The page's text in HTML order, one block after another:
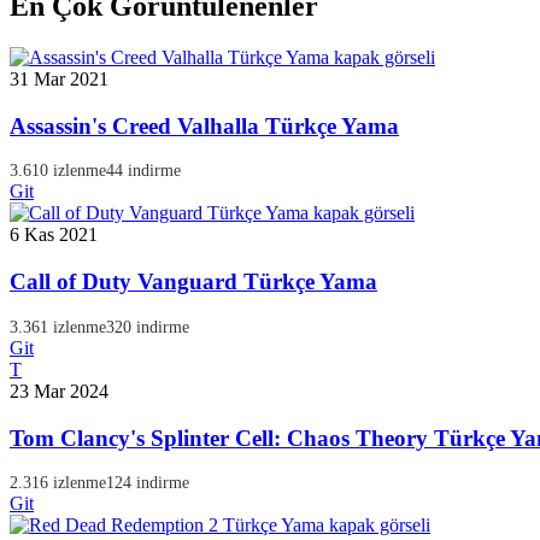
31 Mar 2021
Assassin's Creed Valhalla Türkçe Yama
3.610 izlenme44 indirme
Git
6 Kas 2021
Call of Duty Vanguard Türkçe Yama
3.361 izlenme320 indirme
Git
T
23 Mar 2024
Tom Clancy's Splinter Cell: Chaos Theory Türkçe
2.316 izlenme124 indirme
Git